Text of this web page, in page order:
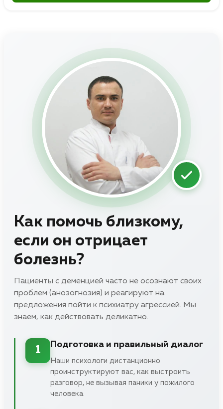
Как помочь близкому,
если он отрицает
болезнь?
Пациенты с деменцией часто не осознают своих
проблем (анозогнозия) и реагируют на
предложения пойти к психиатру агрессией. Мы
знаем, как действовать деликатно.
1
Подготовка и правильный диалог
Наши психологи дистанционно
проинструктируют вас, как выстроить
разговор, не вызывая паники у пожилого
человека.